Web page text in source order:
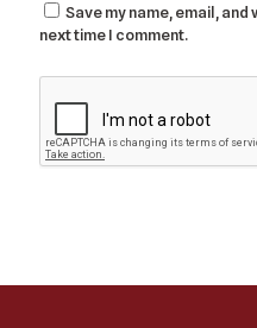
Save my name, email,
next time I comment.